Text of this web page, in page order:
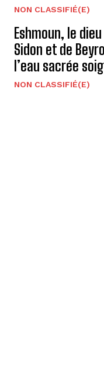
NON CLASSIFIÉ(E)
Eshmoun, le
Sidon et de
l’eau sacrée
NON CLASSIFIÉ(E)